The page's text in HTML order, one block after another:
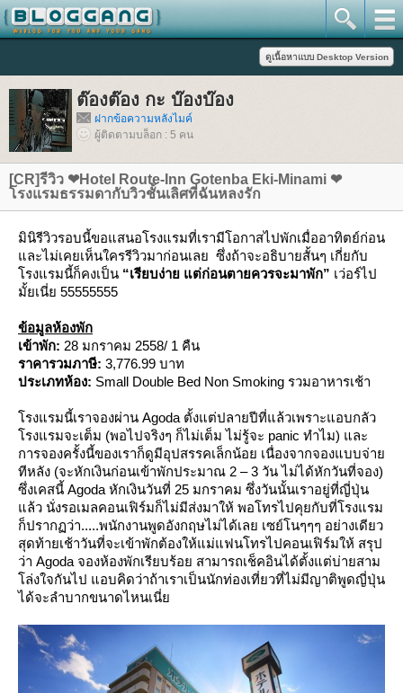
ต๊องต๊อง กะ บ๊องบ๊อง
ฝากข้อความหลังไมค์
ผู้ติดตามบล็อก : 5 คน
[CR]รีวิว ❤Hotel Route-Inn Gotenba Eki-Minami ❤
รงแรมธรรมดากับวิวชั้นเลิศที่ฉันหลงรัก
มินิรีวิวรอบนี้ขอแสนอโรงแรมที่เรามีโอกาสไปพักเมื่ออาทิตย์ก่อน
ละไม่เคยเห็นใครรีวิวมาก่อนเลย ซึ่งถ้าจะอธิบายสั้นๆ เกี่ยกับ
รงแรมนี้ก็คงเป็น “เรียบง่าย แต่ก่อนตายควรจะมาพัก” เว่อร์ไป
มั้ยเนี่ย 55555555
ข้อมูลห้องพัก
เข้าพัก: 28 มกราคม 2558/ 1 คืน
ราคารวมภาษี: 3,776.99 บาท
ประเภทห้อง: Small Double Bed Non Smoking รวมอาหารเช้า
รงแรมนี้เราจองผ่าน Agoda ตั้งแต่ปลายปีที่แล้วเพราะแอบกลัว
รงแรมจะเต็ม (พอไปจริงๆ ก็ไม่เต็ม ไม่รู้จะ panic ทำไม) และ
การจองครั้งนี้ของเราก็ดูมีอุปสรรคเล็กน้อย เนื่องจากจองแบบจ่า
ทีหลัง (จะหักเงินก่อนเข้าพักประมาณ 2 – 3 วัน ไม่ได้หักวันที่จอง)
ซึ่งเคสนี้ Agoda หักเงินวันที่ 25 มกราคม ซึ่งวันนั้นเราอยู่ที่ญี่ปุ่น
ล้ว นั่งรอเมลคอนเฟิร์มก็ไม่มีส่งมาให้ พอโทรไปคุยกับที่โรงแรม
ก็ปรากฏว่า.....พนักงานพูดอังกฤษไม่ได้เลย เซย์โนๆๆๆ อย่างเดียว
สุดท้ายเช้าวันที่จะเข้าพักต้องให้แม่แฟนโทรไปคอนเฟิร์มให้ สรุป
ว่า Agoda จองห้องพักเรียบร้อย สามารถเช็คอินได้ตั้งแต่บ่ายสาม
ล่งใจกันไป แอบคิดว่าถ้าเราเป็นนักท่องเที่ยวที่ไม่มีญาติพูดญี่ปุ่น
ได้จะลำบากขนาดไหนเนี่